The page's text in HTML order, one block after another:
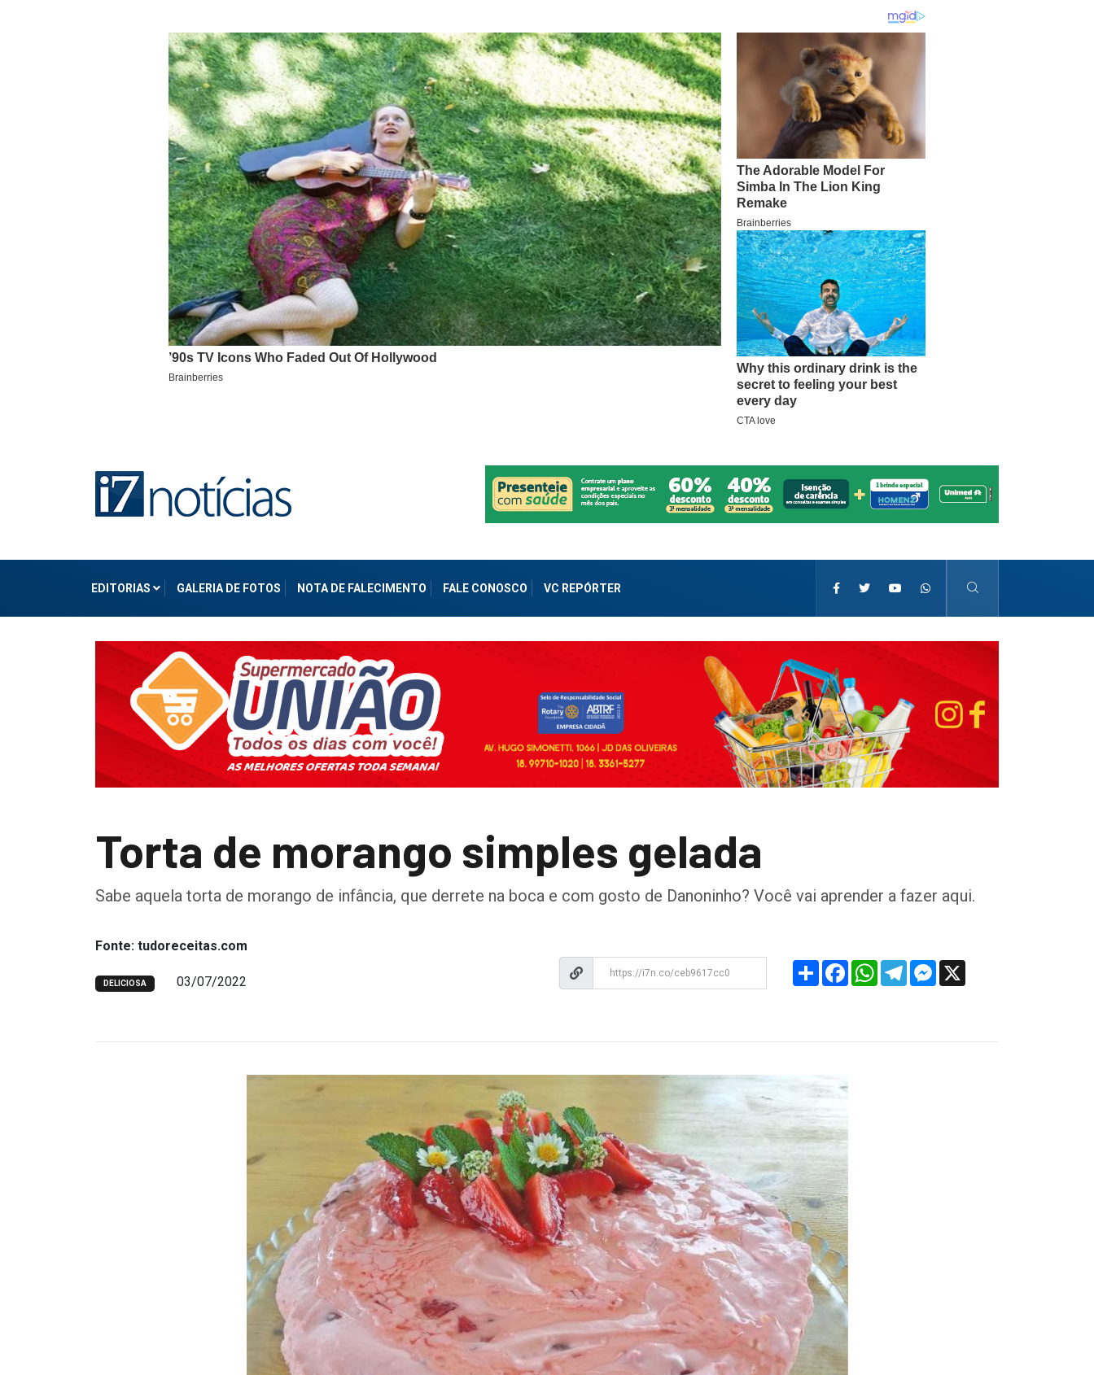
EDITORIAS GALERIA DE FOTOS NOTA DE FALECIMENTO FALE CONOSCO VC REPÓRTER
Torta de morango simples gelada
Sabe aquela torta de morango de infância, que derrete na boca e com gosto de Danoninho? Você vai aprender a fazer aqui.
Fonte: tudoreceitas.com
DELICIOSA 03/07/2022
Share FacebookWhatsAppTelegramMessenger